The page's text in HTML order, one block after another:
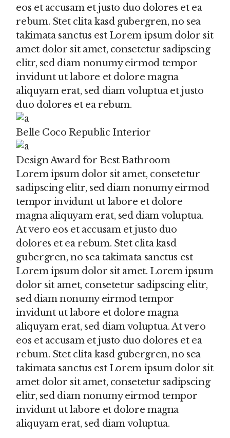
eos et accusam et justo duo dolores et ea
rebum. Stet clita kasd gubergren, no sea
takimata sanctus est Lorem ipsum dolor sit
amet dolor sit amet, consetetur sadipscing
elitr, sed diam nonumy eirmod tempor
invidunt ut labore et dolore magna
aliquyam erat, sed diam voluptua et justo
duo dolores et ea rebum.
Belle Coco Republic Interior
Design Award for Best Bathroom
Lorem ipsum dolor sit amet, consetetur
sadipscing elitr, sed diam nonumy eirmod
tempor invidunt ut labore et dolore
magna aliquyam erat, sed diam voluptua.
At vero eos et accusam et justo duo
dolores et ea rebum. Stet clita kasd
gubergren, no sea takimata sanctus est
Lorem ipsum dolor sit amet. Lorem ipsum
dolor sit amet, consetetur sadipscing elitr,
sed diam nonumy eirmod tempor
invidunt ut labore et dolore magna
aliquyam erat, sed diam voluptua. At vero
eos et accusam et justo duo dolores et ea
rebum. Stet clita kasd gubergren, no sea
takimata sanctus est Lorem ipsum dolor sit
amet dolor sit amet, consetetur sadipscing
elitr, sed diam nonumy eirmod tempor
invidunt ut labore et dolore magna
aliquyam erat, sed diam voluptua.